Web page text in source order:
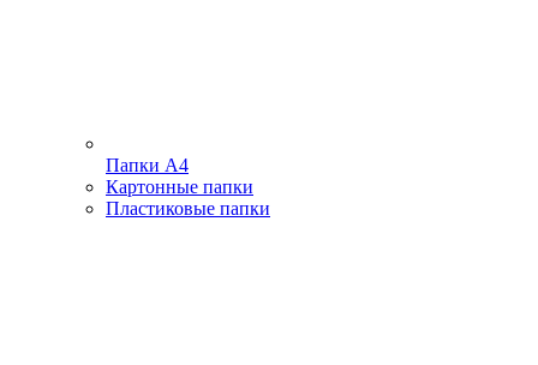
Папки А4
Картонные папки
Пластиковые папки